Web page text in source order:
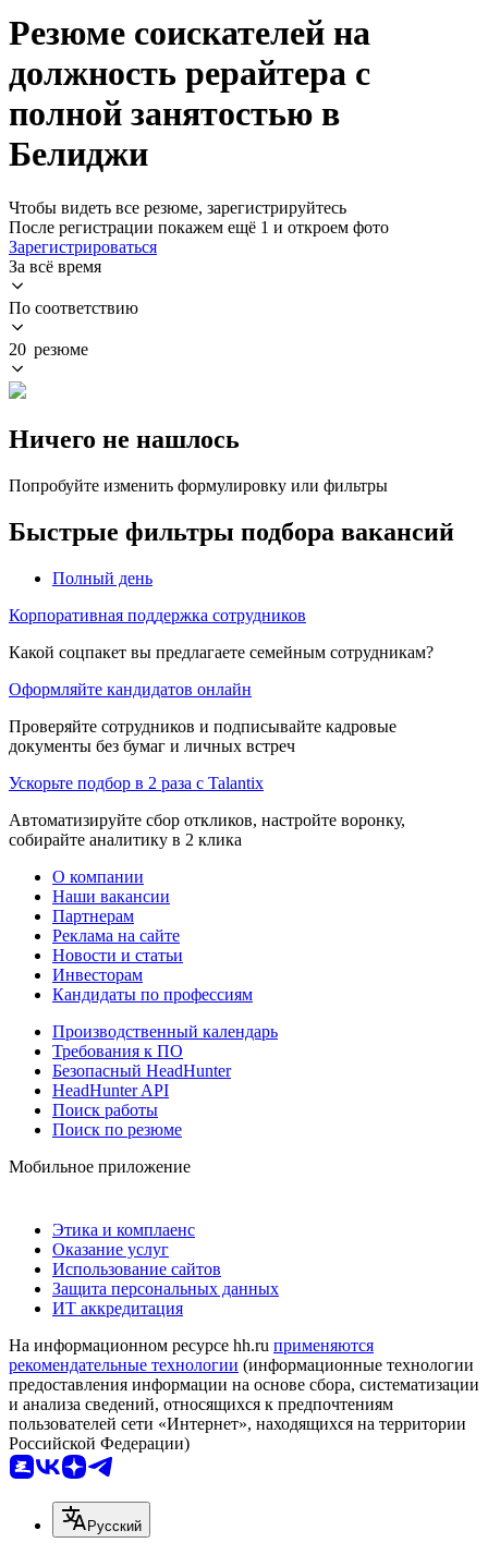
Резюме соискателей на
должность рерайтера с
полной занятостью в
Белиджи
Чтобы видеть все резюме, зарегистрируйтесь
После регистрации покажем ещё 1 и откроем фото
Зарегистрироваться
За всё время
По соответствию
20 резюме
Ничего не нашлось
Попробуйте изменить формулировку или фильтры
Быстрые фильтры подбора вакансий
Полный день
Корпоративная поддержка сотрудников
Какой соцпакет вы предлагаете семейным сотрудникам?
Оформляйте кандидатов онлайн
Проверяйте сотрудников и подписывайте кадровые
документы без бумаг и личных встреч
Ускорьте подбор в 2 раза с Talantix
Автоматизируйте сбор откликов, настройте воронку,
собирайте аналитику в 2 клика
О компании
Наши вакансии
Партнерам
Реклама на сайте
Новости и статьи
Инвесторам
Кандидаты по профессиям
Производственный календарь
Требования к ПО
Безопасный HeadHunter
HeadHunter API
Поиск работы
Поиск по резюме
Мобильное приложение
Этика и комплаенс
Оказание услуг
Использование сайтов
Защита персональных данных
ИТ аккредитация
На информационном ресурсе hh.ru применяются
рекомендательные технологии (информационные технологии
предоставления информации на основе сбора, систематизации
и анализа сведений, относящихся к предпочтениям
пользователей сети «Интернет», находящихся на территории
Российской Федерации)
Русский